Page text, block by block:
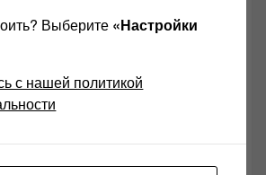
тем лучше звучит?
потоковой музыки
Выберите «Настройки
с нашей политикой